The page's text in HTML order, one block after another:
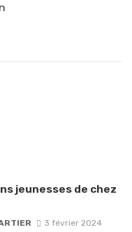
jeunesses de chez
3 février 2024